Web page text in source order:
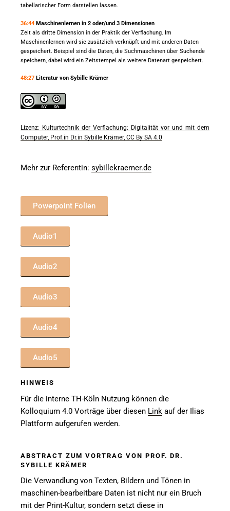
tabellarischer Form darstellen lassen.
36:44 Maschinenlernen in 2 oder/und 3 Dimensionen
Zeit als dritte Dimension in der Praktik der Verflachung. Im
Maschinenlernen wird sie zusätzlich verknüpft und mit anderen Daten
gespeichert. Beispiel sind die Daten, die Suchmaschinen über Suchende
speichern, dabei wird ein Zeitstempel als weitere Datenart gespeichert.
48:27 Literatur von Sybille Krämer
Lizenz: Kulturtechnik der Verflachung: Digitalität vor und mit dem
Computer, Prof.in Dr.in Sybille Krämer, CC By SA 4.0
Mehr zur Referentin: sybillekraemer.de
Powerpoint Folien
Audio1
Audio2
Audio3
Audio4
Audio5
HINWEIS
Für die interne TH-Köln Nutzung können die
Kolloquium 4.0 Vorträge über diesen Link auf der Ilias
Plattform aufgerufen werden.
ABSTRACT ZUM VORTRAG VON PROF. DR.
SYBILLE KRÄMER
Die Verwandlung von Texten, Bildern und Tönen in
maschinen-bearbeitbare Daten ist nicht nur ein Bruch
mit der Print-Kultur, sondern setzt diese in